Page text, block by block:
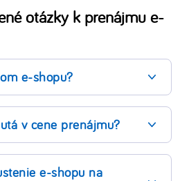
otázky k prenájmu e-
e-shopu?
v cene prenájmu?
e-shopu na